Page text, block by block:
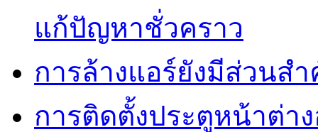
แก้ปัญหาชั่วคราว
การล้างแอร์ยังมีส่วน
การติดตั้งประตูหน้าต่า